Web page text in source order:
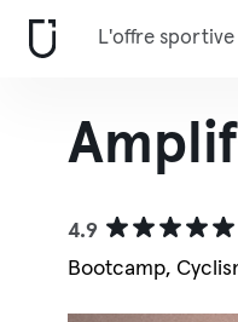
L'offre sportive
4.9
Bootcamp,